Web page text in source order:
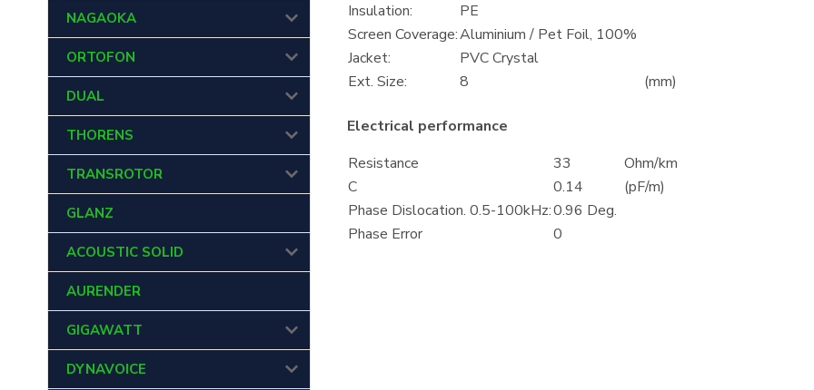
NAGAOKA
ORTOFON
DUAL
THORENS
TRANSROTOR
GLANZ
ACOUSTIC SOLID
AURENDER
GIGAWATT
DYNAVOICE
Insulation:
PE
Screen Coverage:Aluminium / Pet Foil, 100%
Jacket:
PVC Crystal
Ext. Size:
8 (mm)
Electrical performance
Resistance
33
Ohm/km
C
0.14
(pF/m)
Phase Dislocation. 0.5-100kHz:0.96 Deg.
Phase Error
0